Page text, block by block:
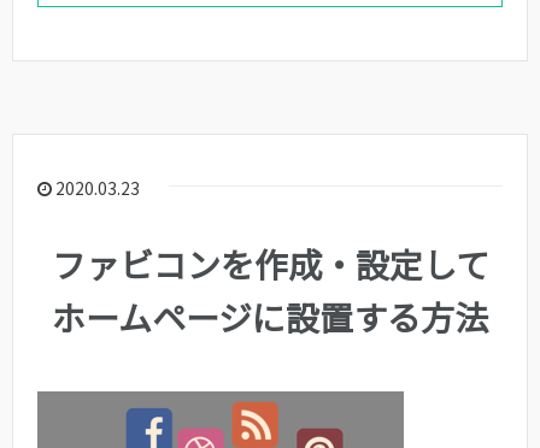
2020.03.23
ファビコンを作成・設定して
ホームページに設置する方法